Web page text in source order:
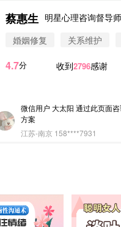
蔡惠生 明星心理咨询督导师
婚姻修复
关系维护
4.7分 收到2796感谢
微信用户 圆圈 通过此页面咨询
案
微信用户 Vnno 通过此页面咨
微信用户 大太阳 通过此页面
方案
江苏-南京 158****7931
情感方案
北京-朝阳 151****3189